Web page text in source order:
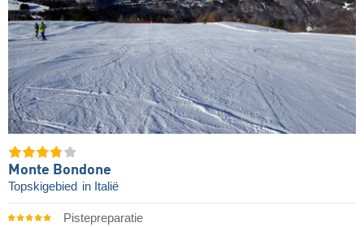
Monte Bondone
Topskigebied in Italië
Pistepreparatie